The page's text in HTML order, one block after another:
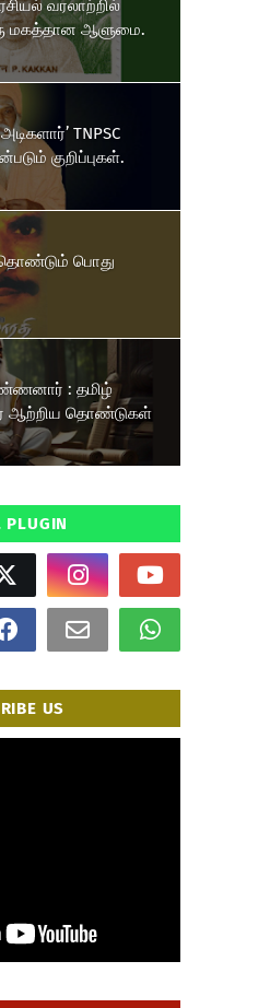
வரலாற்றில்
மகத்தான ஆளுமை.
TNPSC
குறிப்புகள்.
தொண்டும் பொது
: தமிழ்
ஆற்றிய தொண்டுகள்
PLUGIN
US